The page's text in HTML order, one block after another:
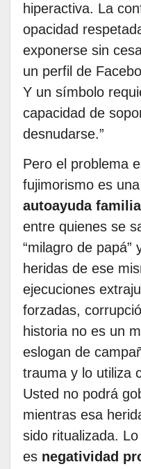
hiperactiva. La
opacidad
exponerse sin
un perfil de
Y un símbolo
capacidad de
desnudarse.”
Pero el problema
fujimorismo es una
autoayuda
entre quienes se
“milagro de papá”
heridas de ese
ejecuciones
forzadas,
historia no es un
eslogan de
trauma y lo utiliza
Usted no podrá
mientras esa
sido ritualizada.
es negatividad